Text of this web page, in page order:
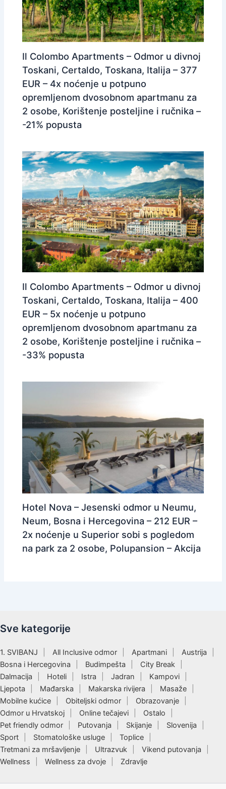
Il Colombo Apartments – Odmor u divnoj
Toskani, Certaldo, Toskana, Italija – 377
EUR – 4x noćenje u potpuno
opremljenom dvosobnom apartmanu za
2 osobe, Korištenje posteljine i ručnika –
-21% popusta
Il Colombo Apartments – Odmor u divnoj
Toskani, Certaldo, Toskana, Italija – 400
EUR – 5x noćenje u potpuno
opremljenom dvosobnom apartmanu za
2 osobe, Korištenje posteljine i ručnika –
-33% popusta
Hotel Nova – Jesenski odmor u Neumu,
Neum, Bosna i Hercegovina – 212 EUR –
2x noćenje u Superior sobi s pogledom
na park za 2 osobe, Polupansion – Akcija
Sve kategorije
1. SVIBANJ All Inclusive odmor Apartmani
Austrija
Bosna i Hercegovina
Budimpešta
City Break
Dalmacija
Hoteli Istra Jadran
Kampovi
Ljepota
Mađarska Makarska rivijera
Masaže
Mobilne kućice
Obiteljski odmor
Obrazovanje
Odmor u Hrvatskoj
Online tečajevi
Ostalo
Pet friendly odmor
Putovanja Skijanje
Slovenija
Sport
Stomatološke usluge
Toplice
Tretmani za mršavljenje
Ultrazvuk
Vikend putovanja
Wellness
Wellness za dvoje Zdravlje